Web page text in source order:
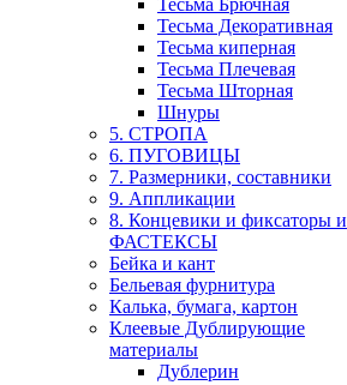
Тесьма Брючная
Тесьма Декоративная
Тесьма киперная
Тесьма Плечевая
Тесьма Шторная
Шнуры
5. СТРОПА
6. ПУГОВИЦЫ
7. Размерники, составники
9. Аппликации
8. Концевики и фиксаторы и
ФАСТЕКСЫ
Бейка и кант
Бельевая фурнитура
Калька, бумага, картон
Клеевые Дублирующие
материалы
Дублерин